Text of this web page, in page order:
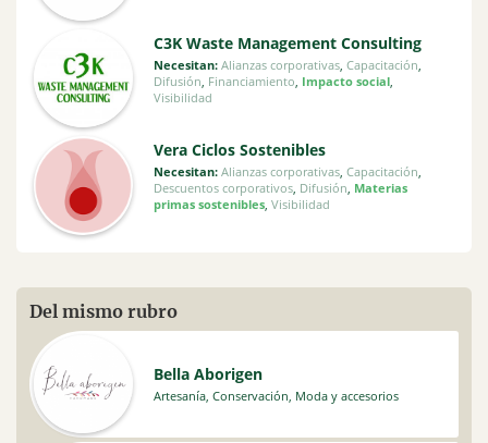
C3K Waste Management Consulting
Necesitan: Alianzas corporativas, Capacitación
Difusión Financiamiento Impacto social,
Visibilidad
Vera Ciclos Sostenibles
Necesitan: Alianzas corporativas, Capacitación,
Descuentos corporativos, Difusión, Materias
primas sostenibles, Visibilidad
Del mismo rubro
Bella Aborigen
Artesanía, Conservación Moda y accesorios